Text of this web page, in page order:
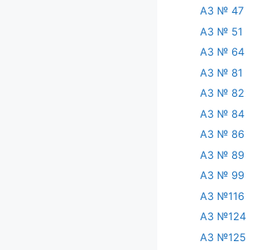
АЗ № 47
АЗ № 51
АЗ № 64
АЗ № 81
АЗ № 82
АЗ № 84
АЗ № 86
АЗ № 89
АЗ № 99
АЗ №116
АЗ №124
АЗ №125